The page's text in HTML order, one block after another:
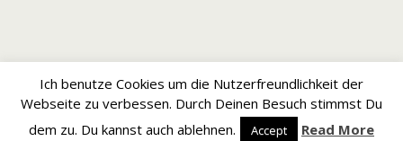
Ich benutze Cookies um die Nutzerfreundlichkeit der
Webseite zu verbessen. Durch Deinen Besuch stimmst Du
dem zu. Du kannst auch ablehnen.
Accept Read More